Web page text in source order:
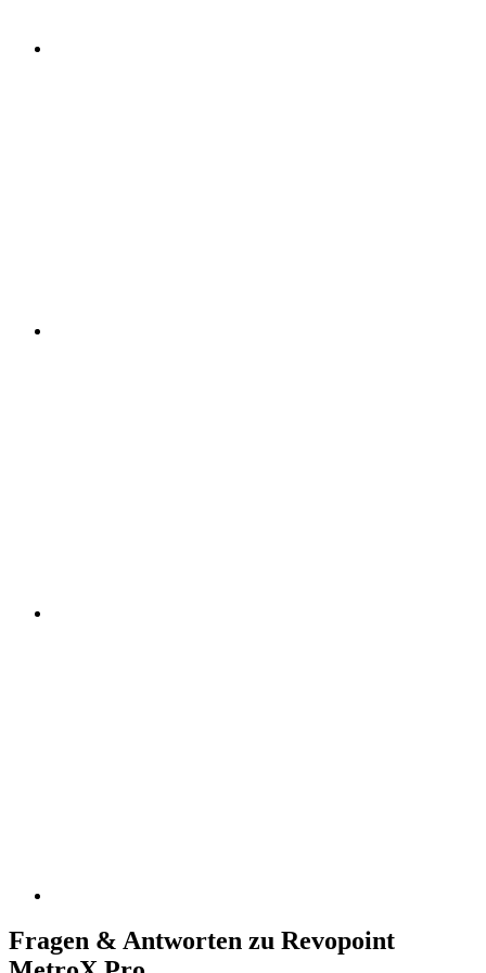
Fragen & Antworten zu Revopoint